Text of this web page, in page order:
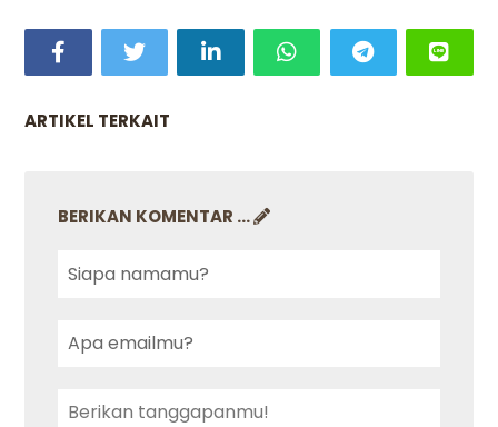
ARTIKEL TERKAIT
BERIKAN KOMENTAR ...